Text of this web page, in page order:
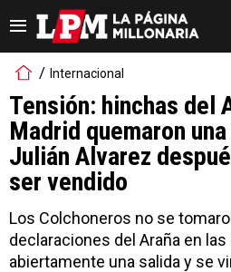
Internacional
Tensión: hinchas del
Madrid quemaron
Julián Alvarez
ser vendido
Los Colchoneros no se
declaraciones del Araña en
abiertamente una salida y se